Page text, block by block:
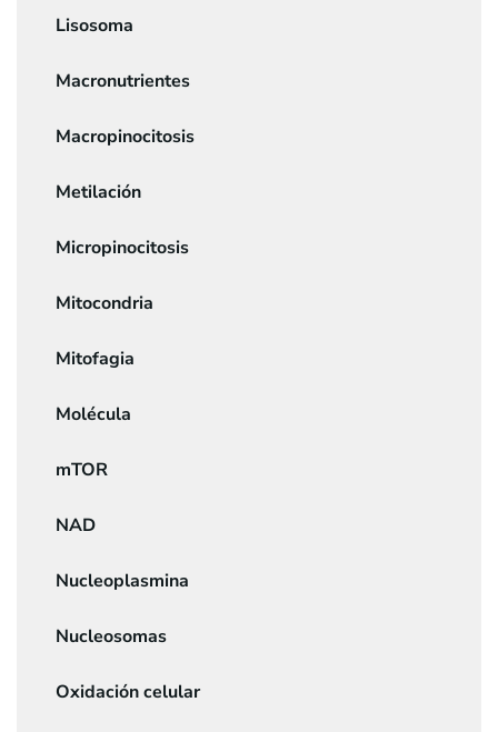
Lisosoma
Macronutrientes
Macropinocitosis
Metilación
Micropinocitosis
Mitocondria
Mitofagia
Molécula
mTOR
NAD
Nucleoplasmina
Nucleosomas
Oxidación celular